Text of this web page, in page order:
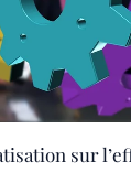
sur